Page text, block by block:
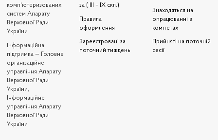
комп'ютеризованих
систем Апарату
Верховної Ради
України
Iнформаційна
підтримка — Головне
організаційне
управління Апарату
Верховної Ради
України,
Інформаційне
управління Апарату
Верховної Ради
України
за ( III – IX скл.)
Правила
оформлення
Зареєстровані за
поточний тиждень
Знаходяться на
опрацюванні в
комітетах
Прийняті на поточній
сесії